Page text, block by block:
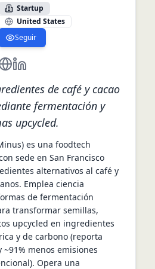
Startup
United States
Seguir
www.compound-
https://www.linkedin.com/
de café y cacao
fermentación y
upcycled.
es una foodtech
sede en San Francisco
alternativos al café y
Emplea ciencia
de fermentación
transformar semillas,
upcycled en ingredientes
y de carbono (reporta
~91% menos emisiones
Opera una